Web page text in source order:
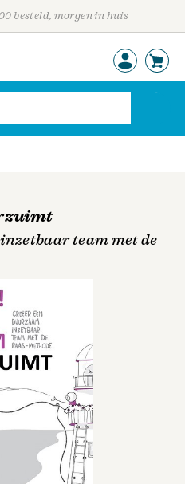
besteld, morgen in huis
team met de